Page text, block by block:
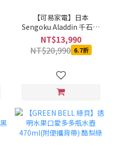
【可易家電】日本
Sengoku Aladdin 千石阿
拉丁卡式瓦斯暖爐(玻璃觀
賞版) SAG-BF03
NT$13,990
NT$20,990 6.7折